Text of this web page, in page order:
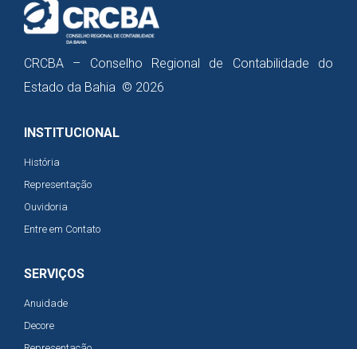
CRCBA – Conselho Regional de Contabilidade do
Estado da Bahia © 2026
INSTITUCIONAL
História
Representação
Ouvidoria
Entre em Contato
SERVIÇOS
Anuidade
Decore